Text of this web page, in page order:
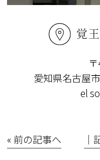
覚
愛知県名古屋
el
« 前の記事へ │